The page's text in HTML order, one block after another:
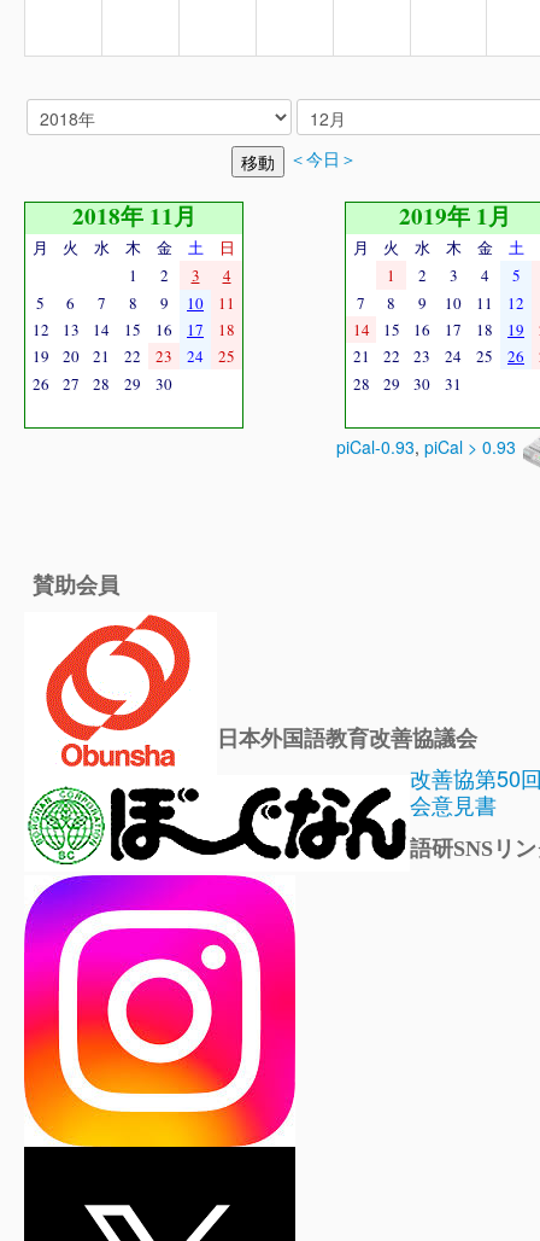
＜今日＞
2018年 11月
月 火 水 木 金 土
日
1
2 3
4
5
6 7 8 9 10
11
12
13 14 15 16 17
18
19
20 21 22 23 24
25
26
27 28 29 30
2019年 1月
月 火 水 木 金 土
1
2 3 4
5
7
8 9 10 11 12
14
15 16 17 18 19
21
22 23 24 25 26
28
29 30 31
piCal-0.93, piCal > 0.93
賛助会員
日本外国語教育改善協議会
改善協第50
会意見書
語研SNSリ